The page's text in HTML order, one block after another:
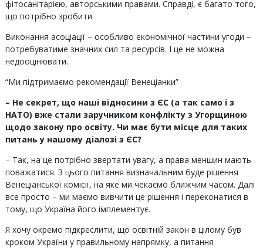
фітосанітарією, авторськими правами. Справді, є багато того,
що потрібно зробити.
Виконання асоціації – особливо економічної частини угоди –
потребуватиме значних сил та ресурсів. І це не можна
недооцінювати.
“Ми підтримаємо рекомендації Венеціанки”
– Не секрет, що наші відносини з ЄС (а так само і з
НАТО) вже стали заручником конфлікту з Угорщиною
щодо закону про освіту. Чи має бути місце для таких
питань у нашому діалозі з ЄС?
– Так, на це потрібно звертати увагу, а права меншин мають
поважатися. З цього питання визначальним буде рішення
Венеціанської комісії, на яке ми чекаємо ближчим часом. Далі
все просто – ми маємо вивчити це рішення і переконатися в
тому, що Україна його імплементує.
Я хочу окремо підкреслити, що освітній закон в цілому був
кроком України у правильному напрямку, а питання